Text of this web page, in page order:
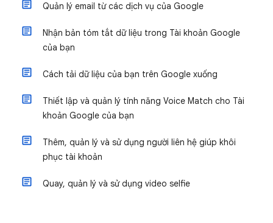
Quản lý email từ các dịch vụ của Google
Nhận bản tóm tắt dữ liệu trong Tài khoản Google
của bạn
Cách tải dữ liệu của bạn trên Google xuống
Thiết lập và quản lý tính năng Voice Match cho Tài
khoản Google của bạn
Thêm, quản lý và sử dụng người liên hệ giúp khôi
phục tài khoản
Quay, quản lý và sử dụng video selfie